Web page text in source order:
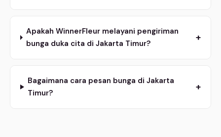
Apakah WinnerFleur melayani pengiriman
bunga duka cita di Jakarta Timur?
+
Bagaimana cara pesan bunga di Jakarta
Timur?
+